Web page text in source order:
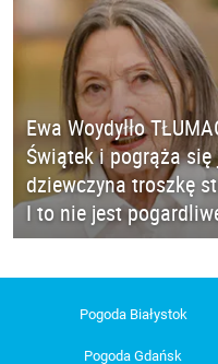
Ewa Woydyłło
Świątek i pogrąża się
dziewczyna troszkę
I to nie jest
Pogoda Białystok
Pogoda Gdańsk